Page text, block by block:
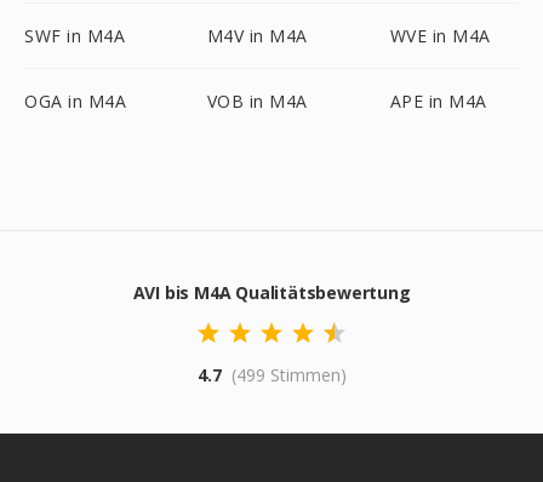
SWF in M4A M4V in M4A WVE in M4A
OGA in M4A VOB in M4A APE in M4A
AVI bis M4A Qualitätsbewertung
4.7 (499 Stimmen)